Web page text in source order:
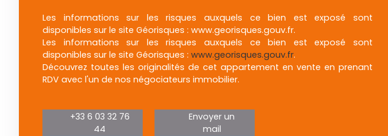
Les informations sur les risques auxquels ce bien est exposé sont
disponibles sur le site Géorisques : www.georisques.gouv.fr.
Les informations sur les risques auxquels ce bien est exposé sont
disponibles sur le site Géorisques : www.georisques.gouv.fr.
Découvrez toutes les originalités de cet appartement en vente en prenant
RDV avec l'un de nos négociateurs immobilier.
+33 6 03 32 76
44
Envoyer un
mail